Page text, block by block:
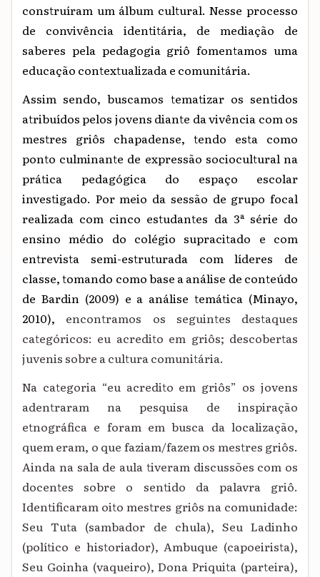
construíram um álbum cultural. Nesse processo
de convivência identitária, de mediação de
saberes pela pedagogia griô fomentamos uma
educação contextualizada e comunitária.
Assim sendo, buscamos tematizar os sentidos
atribuídos pelos jovens diante da vivência com os
mestres griôs chapadense, tendo esta como
ponto culminante de expressão sociocultural na
prática pedagógica do espaço escolar
investigado. Por meio da sessão de grupo focal
realizada com cinco estudantes da 3ª série do
ensino médio do colégio supracitado e com
entrevista semi-estruturada com líderes de
classe, tomando como base a análise de conteúdo
de Bardin (2009) e a análise temática (Minayo,
2010), encontramos os seguintes destaques
categóricos: eu acredito em griôs; descobertas
juvenis sobre a cultura comunitária.
Na categoria “eu acredito em griôs” os jovens
adentraram na pesquisa de inspiração
etnográfica e foram em busca da localização,
quem eram, o que faziam/fazem os mestres griôs.
Ainda na sala de aula tiveram discussões com os
docentes sobre o sentido da palavra griô.
Identificaram oito mestres griôs na comunidade:
Seu Tuta (sambador de chula), Seu Ladinho
(político e historiador), Ambuque (capoeirista),
Seu Goinha (vaqueiro), Dona Priquita (parteira),